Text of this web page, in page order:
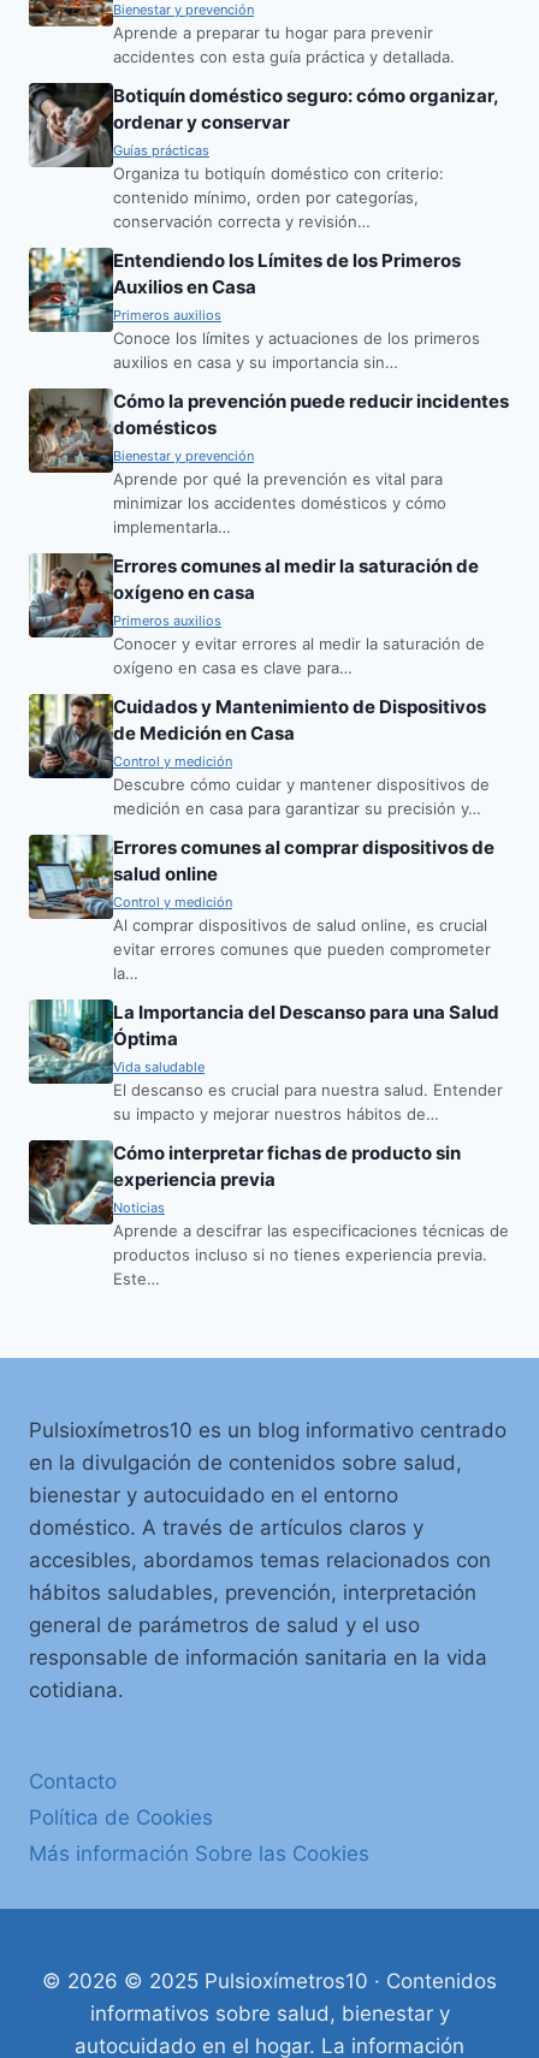
Bienestar y prevención
Aprende a preparar tu hogar para prevenir
accidentes con esta guía práctica y detallada.
Botiquín doméstico seguro: cómo organizar,
ordenar y conservar
Guías prácticas
Organiza tu botiquín doméstico con criterio:
contenido mínimo, orden por categorías,
conservación correcta y revisión…
Entendiendo los Límites de los Primeros
Auxilios en Casa
Primeros auxilios
Conoce los límites y actuaciones de los primeros
auxilios en casa y su importancia sin…
Cómo la prevención puede reducir incidentes
domésticos
Bienestar y prevención
Aprende por qué la prevención es vital para
minimizar los accidentes domésticos y cómo
implementarla…
Errores comunes al medir la saturación de
oxígeno en casa
Primeros auxilios
Conocer y evitar errores al medir la saturación de
oxígeno en casa es clave para…
Cuidados y Mantenimiento de Dispositivos
de Medición en Casa
Control y medición
Descubre cómo cuidar y mantener dispositivos de
medición en casa para garantizar su precisión y…
Errores comunes al comprar dispositivos de
salud online
Control y medición
Al comprar dispositivos de salud online, es crucial
evitar errores comunes que pueden comprometer
la…
La Importancia del Descanso para una Salud
Óptima
Vida saludable
El descanso es crucial para nuestra salud. Entender
su impacto y mejorar nuestros hábitos de…
Cómo interpretar fichas de producto sin
experiencia previa
Noticias
Aprende a descifrar las especificaciones técnicas de
productos incluso si no tienes experiencia previa.
Este…
Pulsioxímetros10 es un blog informativo centrado
en la divulgación de contenidos sobre salud,
bienestar y autocuidado en el entorno
doméstico. A través de artículos claros y
accesibles, abordamos temas relacionados con
hábitos saludables, prevención, interpretación
general de parámetros de salud y el uso
responsable de información sanitaria en la vida
cotidiana.
Contacto
Política de Cookies
Más información Sobre las Cookies
© 2026 © 2025 Pulsioxímetros10 · Contenidos
informativos sobre salud, bienestar y
autocuidado en el hogar. La información